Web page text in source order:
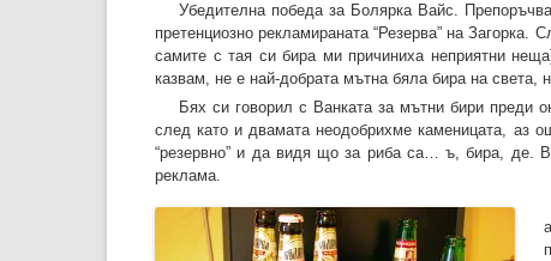
Убедителна победа за Болярка Вайс.
претенциозно рекламираната “Резерва” на
самите с тая си бира ми причиниха неприятни
казвам, не е най-добрата мътна бяла бира на света,
Бях си говорил с Ванката за мътни бири преди
след като и двамата неодобрихме каменицата, аз
“резервно” и да видя що за риба са… ъ, бира, де.
реклама.